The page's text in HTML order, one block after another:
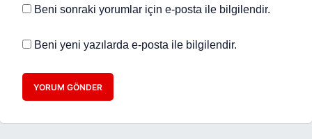
Beni sonraki yorumlar için e-posta ile bilgilendir.
Beni yeni yazılarda e-posta ile bilgilendir.
YORUM GÖNDER